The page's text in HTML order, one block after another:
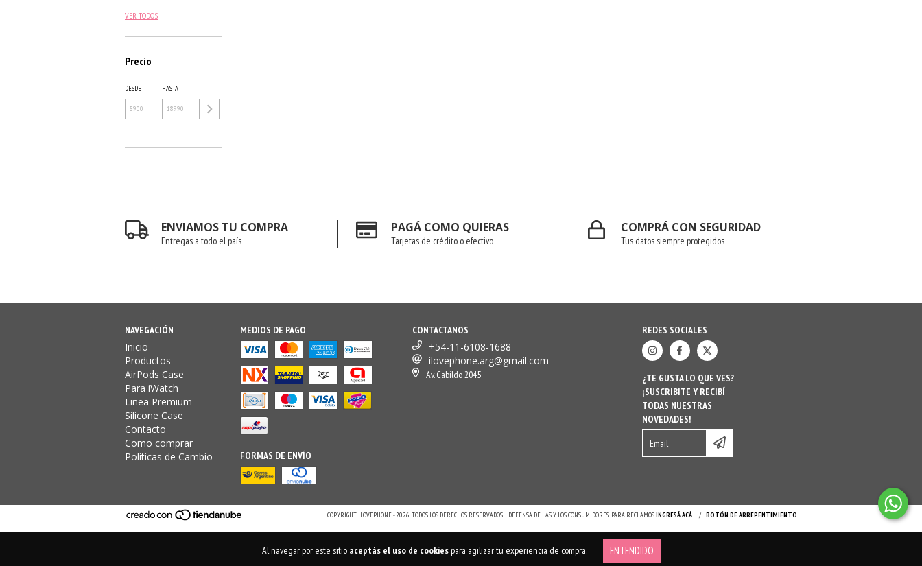
Al navegar por este sitio aceptás el uso de cookiespara agilizar tu experiencia de compra. ENTENDIDO
VER TODOS
Precio
DESDE HASTA
ENVIAMOS TU COMPRA
Entregas a todo el país
PAGÁ COMO QUIERAS
Tarjetas de crédito o efectivo
COMPRÁ CON SEGURIDAD
Tus datos siempre protegidos
NAVEGACIÓN
Inicio
Productos
AirPods Case
Para iWatch
Linea Premium
Silicone Case
Contacto
Como comprar
Politicas de Cambio
MEDIOS DE PAGO
FORMAS DE ENVÍO
CONTACTANOS
+54-11-6108-1688
ilovephone.arg@gmail.com
Av. Cabildo 2045
REDES SOCIALES
¿TE GUSTA LO QUE VES?
¡SUSCRIBITE Y RECIBÍ
TODAS NUESTRAS
NOVEDADES!
COPYRIGHT ILOVEPHONE - 2026. TODOS LOS DERECHOS RESERVADOS. DEFENSA DE LAS Y LOS CONSUMIDORES. PARA RECLAMOSINGRESÁ ACÁ. / BOTÓN DE ARREPENTIMIENTO